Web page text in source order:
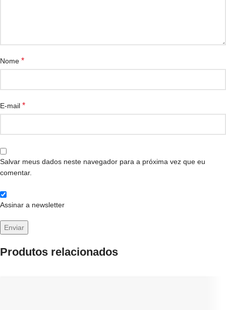
Nome *
E-mail *
Salvar meus dados neste navegador para a próxima vez que eu
comentar.
Assinar a newsletter
Produtos relacionados